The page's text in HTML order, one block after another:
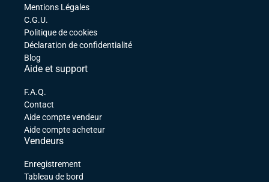
Mentions Légales
C.G.U.
Politique de cookies
Déclaration de confidentialité
Blog
Aide et support
F.A.Q.
Contact
Aide compte vendeur
Aide compte acheteur
Vendeurs
Enregistrement
Tableau de bord